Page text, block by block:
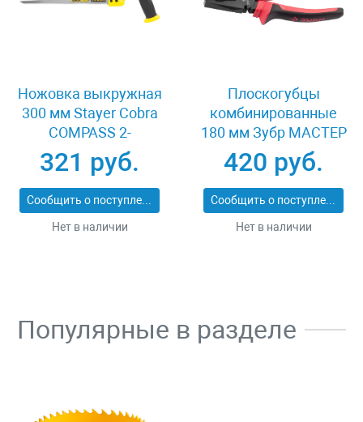
Ножовка выкружная
300 мм Stayer Cobra
COMPASS 2-
15087_z02
321 руб.
Сообщить о поступлении
Нет в наличии
Плоскогубцы
комбинированные
180 мм Зубр МАСТЕР
22015-1-18_z01
420 руб.
Сообщить о поступлении
Нет в наличии
Популярные в разделе